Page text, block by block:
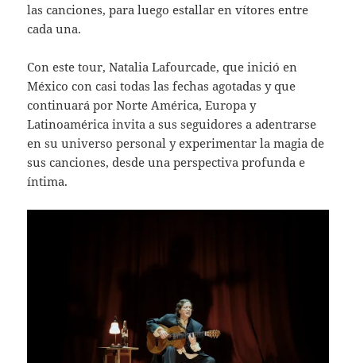
las canciones, para luego estallar en vítores entre
cada una.
Con este tour, Natalia Lafourcade, que inició en
México con casi todas las fechas agotadas y que
continuará por Norte América, Europa y
Latinoamérica invita a sus seguidores a adentrarse
en su universo personal y experimentar la magia de
sus canciones, desde una perspectiva profunda e
íntima.